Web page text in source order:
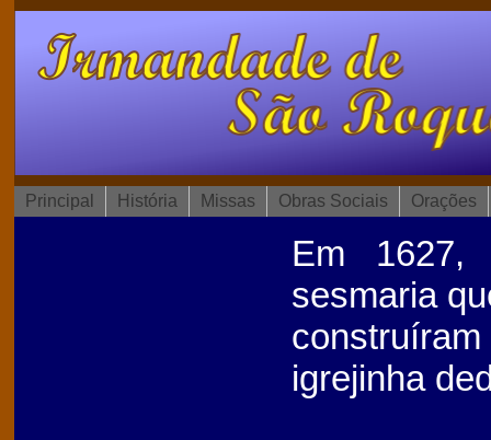
Principal História Missas Obras Sociais Orações
Em 1627,
sesmaria
igrejinha